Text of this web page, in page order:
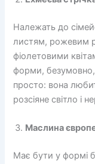
Належать до
листям, рожевим
фіолетовими
форми,
просто: вона
розсіяне світло і
Маслина
Має бути у формі